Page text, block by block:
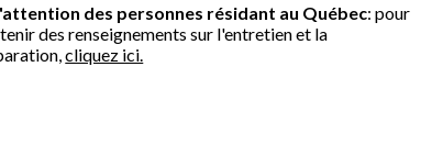
des personnes résidant au Québec: pour
des renseignements sur l'entretien et la
cliquez ici.